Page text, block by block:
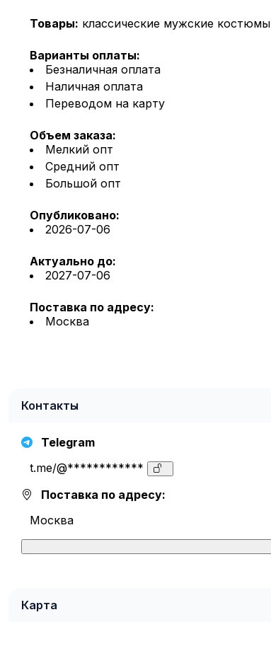
Товары: классические мужские костюмы
Варианты оплаты:
Безналичная оплата
Наличная оплата
Переводом на карту
Объем заказа:
Мелкий опт
Средний опт
Большой опт
Опубликовано:
2026-07-06
Актуально до:
2027-07-06
Поставка по адресу:
Москва
Контакты
Telegram
t.me/@************
Поставка по адресу:
Москва
Карта